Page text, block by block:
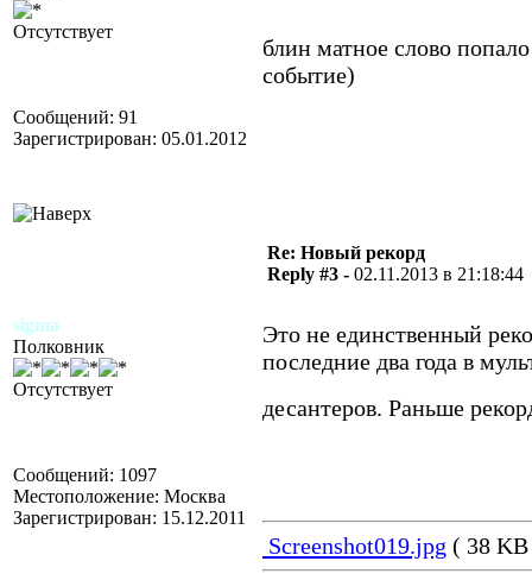
Отсутствует
Сообщений: 91
Зарегистрирован: 05.01.2012
блин матное слово попало
событие)
sigma
Полковник
Отсутствует
Сообщений: 1097
Местоположение: Москва
Зарегистрирован: 15.12.2011
Re: Новый рекорд
Reply #3 - 02.11.2013 в 21:18:44
Это не единственный
последние два года в
десантеров. Раньше
Screenshot019.jpg ( 38